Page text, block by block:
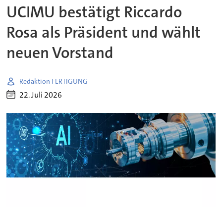
UCIMU bestätigt Riccardo
Rosa als Präsident und wählt
neuen Vorstand
Redaktion FERTIGUNG
22. Juli 2026